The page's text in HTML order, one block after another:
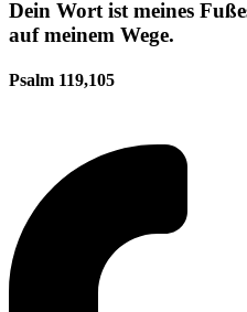
Dein Wort ist meines
auf meinem Wege.
Psalm 119,105